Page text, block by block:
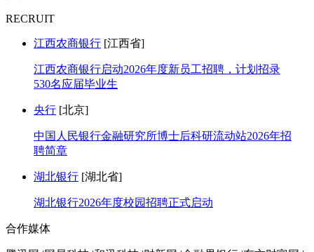
RECRUIT
江西农商银行 [江西省]
江西农商银行启动2026年度新员工招聘，计划招录
530名应届毕业生
央行 [北京]
中国人民银行金融研究所博士后科研流动站2026年招
聘简章
湖北银行 [湖北省]
湖北银行2026年度校园招聘正式启动
合作媒体